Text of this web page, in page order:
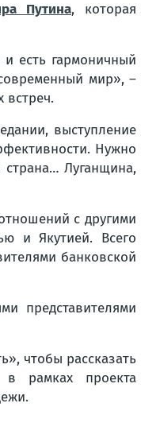
Путина, которая
есть гармоничный
мир», –
встреч.
выступление
Нужно
страна… Луганщина,
с другими
и Якутией. Всего
банковской
представителями
чтобы рассказать
рамках проекта